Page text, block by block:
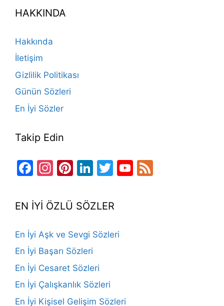
b
o
o
k
a
HAKKINDA
Hakkında
İletişim
Gizlilik Politikası
Günün Sözleri
En İyi Sözler
Takip Edin
Facebook
Instagram
Pinterest
LinkedIn
TwitterYouTube
EN İYİ ÖZLÜ SÖZLER
En İyi Aşk ve Sevgi Sözleri
En İyi Başarı Sözleri
En İyi Cesaret Sözleri
En İyi Çalışkanlık Sözleri
En İyi Kişisel Gelişim Sözleri